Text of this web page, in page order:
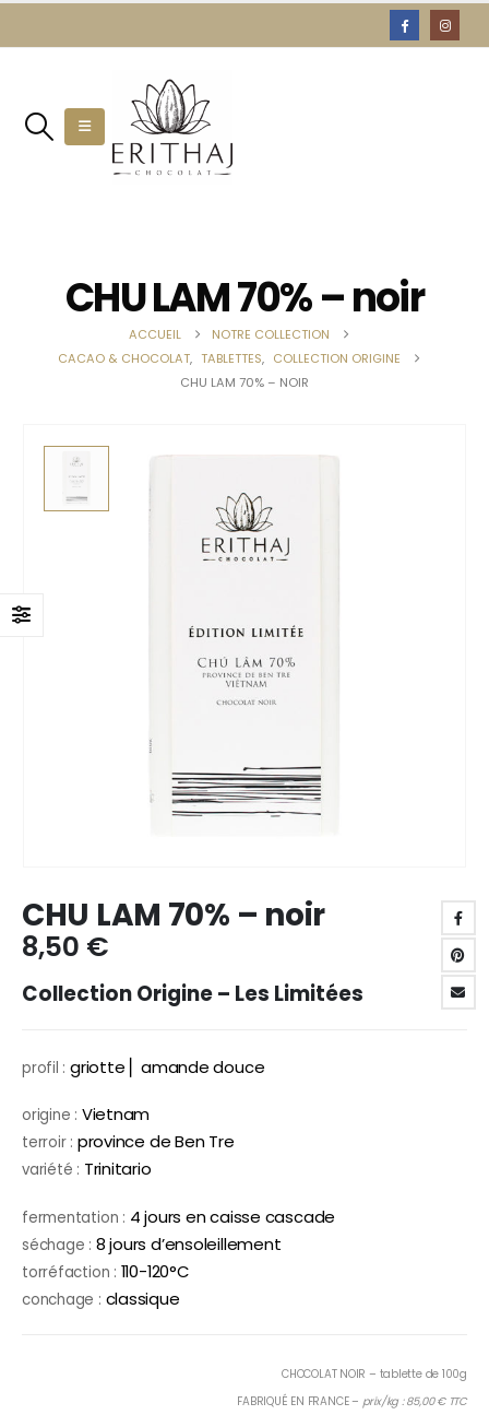
CHU LAM 70% – noir
ACCUEIL
NOTRE COLLECTION
CACAO & CHOCOLAT, TABLETTES, COLLECTION ORIGINE
CHU LAM 70% – NOIR
CHU LAM 70% – noir
8,50 €
Collection Origine – Les Limitées
profil : griotte⎪ amande douce
origine : Vietnam
terroir : province de Ben Tre
variété : Trinitario
fermentation : 4 jours en caisse cascade
séchage : 8 jours d’ensoleillement
torréfaction : 110-120°C
conchage : classique
CHOCOLAT NOIR – tablette de 100g
FABRIQUÉ EN FRANCE – prix/kg : 85,00 € TTC